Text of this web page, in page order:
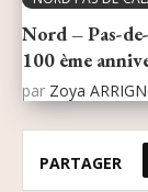
Nord – Pas-
100 ème
par Zoya
PARTAGER